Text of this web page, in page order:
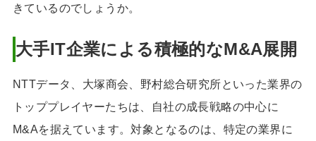
きているのでしょうか。
大手IT企業による積極的なM&A展開
NTTデータ、大塚商会、野村総合研究所といった業界の
トッププレイヤーたちは、自社の成長戦略の中心に
M&Aを据えています。対象となるのは、特定の業界に